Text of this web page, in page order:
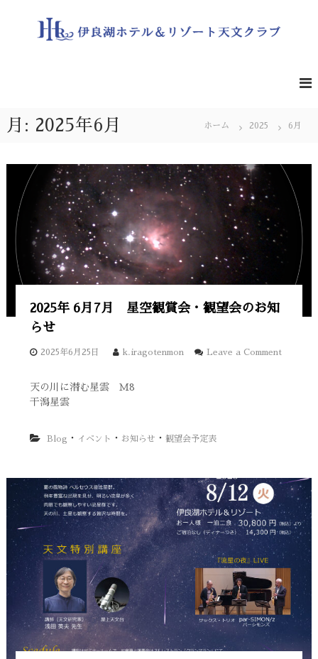
テ
ゾ
ー
ト
文
ク
い
の
一
緒
に
う
ぞ
月: 2025年6月 ホーム 2025 6月
2025年 6月7月 星空観賞会・観望会のお知
らせ
2025年6月25日 k.iragotenmon
Leave a Comment
2
0
年
7
月
空
会
観
会
お
天の川に潜む星雲 Ｍ8
干潟星雲
Blog ・ イベント ・ お知らせ ・ 観望会予定表